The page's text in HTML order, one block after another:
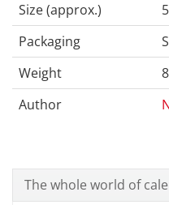
Size (approx.)
Packaging
Weight
Author
The whole world of